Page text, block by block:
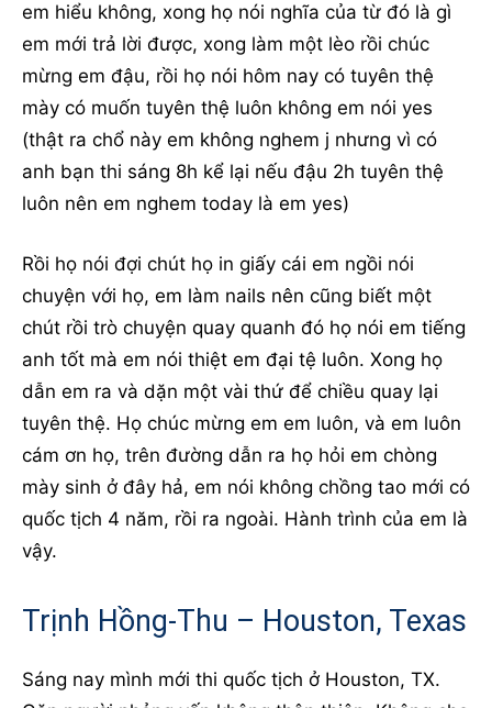
em hiểu không, xong họ nói nghĩa của từ đó là gì
em mới trả lời được, xong làm một lèo rồi chúc
mừng em đậu, rồi họ nói hôm nay có tuyên thệ
mày có muốn tuyên thệ luôn không em nói yes
(thật ra chổ này em không nghem j nhưng vì có
anh bạn thi sáng 8h kể lại nếu đậu 2h tuyên thệ
luôn nên em nghem today là em yes)
Rồi họ nói đợi chút họ in giấy cái em ngồi nói
chuyện với họ, em làm nails nên cũng biết một
chút rồi trò chuyện quay quanh đó họ nói em tiếng
anh tốt mà em nói thiệt em đại tệ luôn. Xong họ
dẫn em ra và dặn một vài thứ để chiều quay lại
tuyên thệ. Họ chúc mừng em em luôn, và em luôn
cám ơn họ, trên đường dẫn ra họ hỏi em chòng
mày sinh ở đây hả, em nói không chồng tao mới có
quốc tịch 4 năm, rồi ra ngoài. Hành trình của em là
vậy.
Trịnh Hồng-Thu – Houston, Texas
Sáng nay mình mới thi quốc tịch ở Houston, TX.